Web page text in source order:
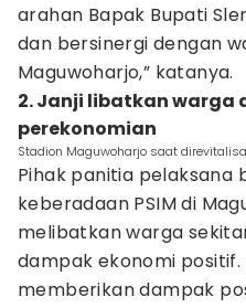
arahan Bapak Bupati
dan bersinergi dengan
Maguwoharjo,” katanya.
2. Janji libatkan warga
perekonomian
Stadion Maguwoharjo saat
Pihak panitia pelaksana
keberadaan PSIM di
melibatkan warga
dampak ekonomi
memberikan dampak